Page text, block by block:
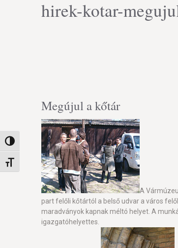
Nagy kontraszt váltása
Betűméret váltása
hirek-kotar-
Megújul a kőtár
A
part felőli kőtártól a belső udvar a város
maradványok kapnak méltó helyet. A
igazgatóhelyettes.